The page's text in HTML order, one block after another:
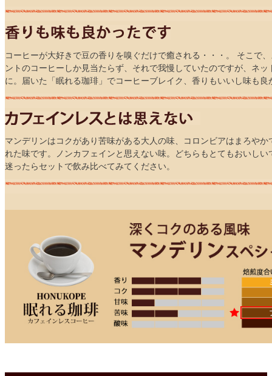
コーヒーが大好きで豆の香りを嗅ぐだけで癒される・・・。 そこで
ントのコーヒーしか見当たらず、それで我慢していたのですが、ネ
に。届いた「眠れる珈琲」でコーヒーブレイク、香りもいいし味も良
マンデリンはコクがあり苦味がある大人の味、コロンビアはまろや
れた味です。ノンカフェインと思えない味。どちらもとてもおいしい
迷ったらセットで飲み比べてみてください。